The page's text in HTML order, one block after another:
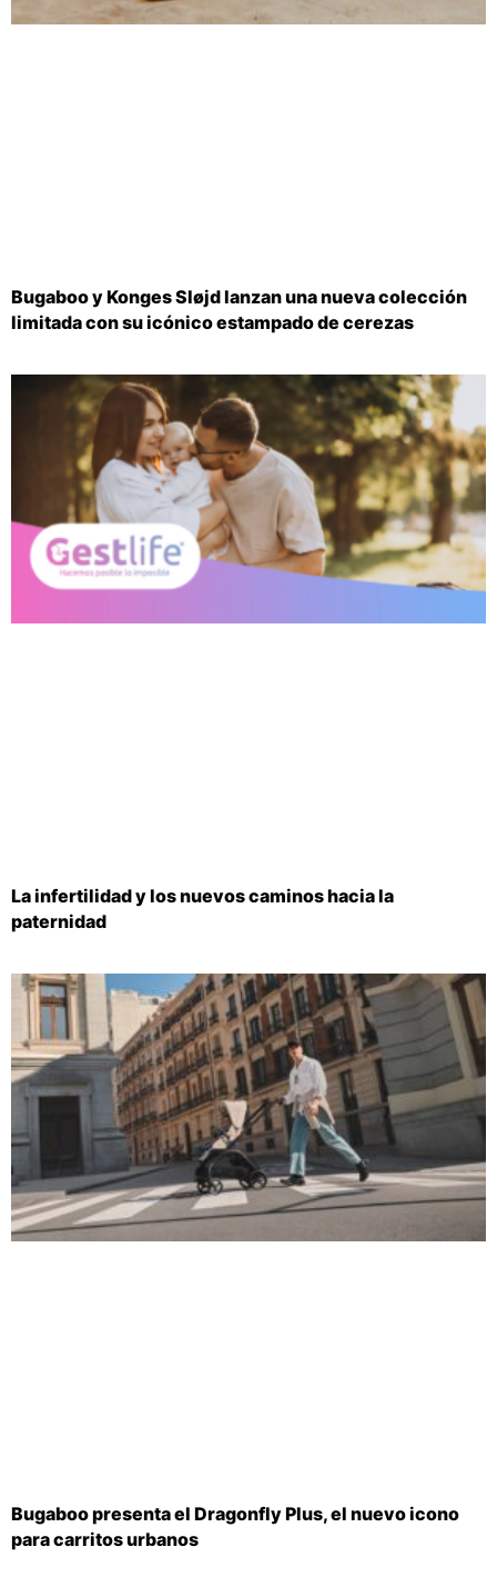
Bugaboo y Konges Sløjd lanzan una nueva colección
limitada con su icónico estampado de cerezas
La infertilidad y los nuevos caminos hacia la
paternidad
Bugaboo presenta el Dragonfly Plus, el nuevo icono
para carritos urbanos